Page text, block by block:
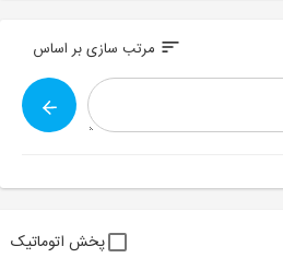
sort مرتب سازی بر اساس
پخش اتوماتیک